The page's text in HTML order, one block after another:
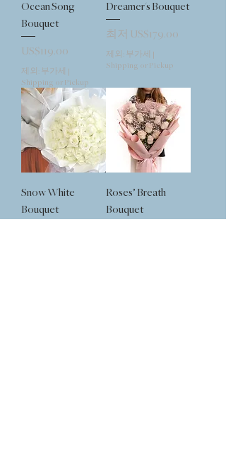
Ocean Song
Bouquet
가격
US$119.00
제외: 부가세
|
Shipping or Pickup
Dreamer's Bouquet
최저 US$179.00
할인가
제외: 부가세
|
Shipping or Pickup
Snow White
Bouquet
Roses’ Breath
Bouquet